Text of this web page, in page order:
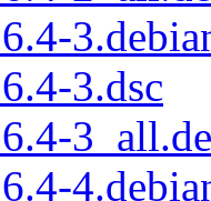
3.dsc